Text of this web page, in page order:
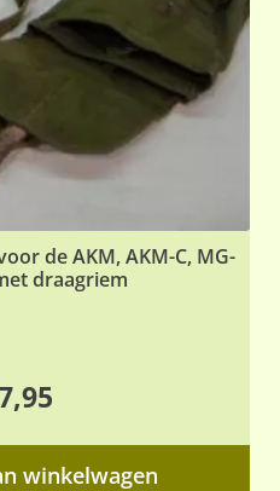
de AKM, AKM-C, MG-
draagriem
winkelwagen